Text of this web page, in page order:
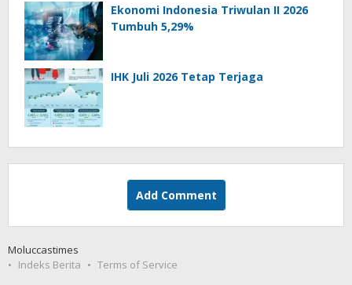
Ekonomi Indonesia Triwulan II 2026
Tumbuh 5,29%
IHK Juli 2026 Tetap Terjaga
Add Comment
Moluccastimes
Indeks Berita
Terms of Service